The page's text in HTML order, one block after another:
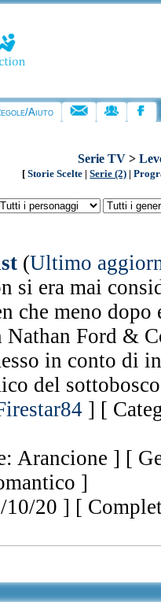
Aiuto
Serie TV >
[Storie Scelte |Serie (2) |
(Ultimo
si era mai
che meno dopo
Nathan Ford &
in conto di
del
] [
Arancione ] [
]
20 ] [